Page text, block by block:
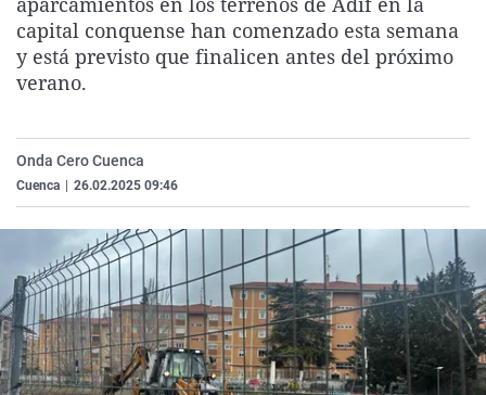
La rosa de los vientos
Gente viajera
Caso
Retornados
Extremadura
Galicia
Virales
Televisión
capital conquense han comenzado esta semana
y está previsto que finalicen antes del próximo
verano.
Onda Cero Cuenca
Cuenca 26.02.2025 09:46